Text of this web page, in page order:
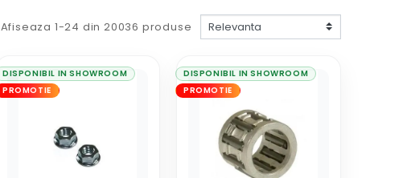
Afiseaza 1-24 din 20036 produse
DISPONIBIL IN SHOWROOM
PROMOTIE
DISPONIBIL IN SHOWROOM
PROMOTIE